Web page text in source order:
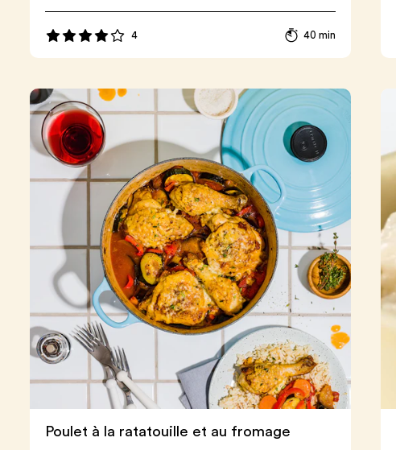
4 40 min
Poulet à la ratatouille et au fromage